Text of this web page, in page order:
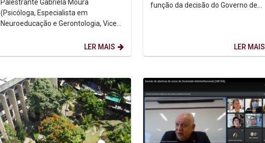
alegria para...
Palestrante Gabriela Moura
(Psicóloga, Especialista em
Neuroeducação e Gerontologia, Vice-
Direitos da Pessoa Idosa de...LER MAIS
função da decisão do Governo de
LER MAIS